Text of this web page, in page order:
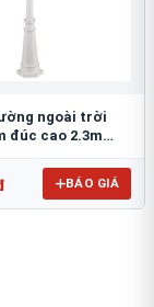
ngoài trời
đúc cao 2.3m
BÁO GIÁ